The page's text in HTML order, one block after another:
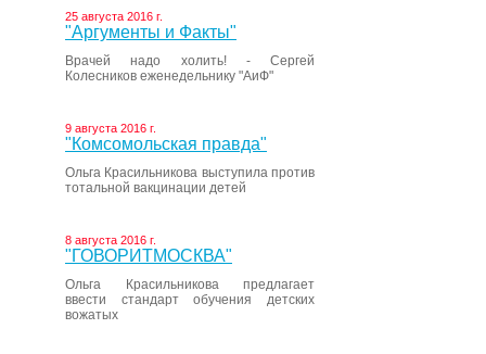
25 августа 2016 г.
"Аргументы и Факты"
Врачей надо холить! - Сергей
Колесников еженедельнику "АиФ"
9 августа 2016 г.
"Комсомольская правда"
Ольга Красильникова выступила против
тотальной вакцинации детей
8 августа 2016 г.
"ГОВОРИТМОСКВА"
Ольга Красильникова предлагает
ввести стандарт обучения детских
вожатых